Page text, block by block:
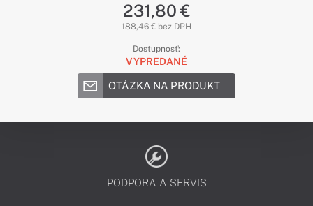
231,80 €
188,46 € bez DPH
Dostupnosť:
VYPREDANÉ
OTÁZKA NA PRODUKT
PODPORA A SERVIS